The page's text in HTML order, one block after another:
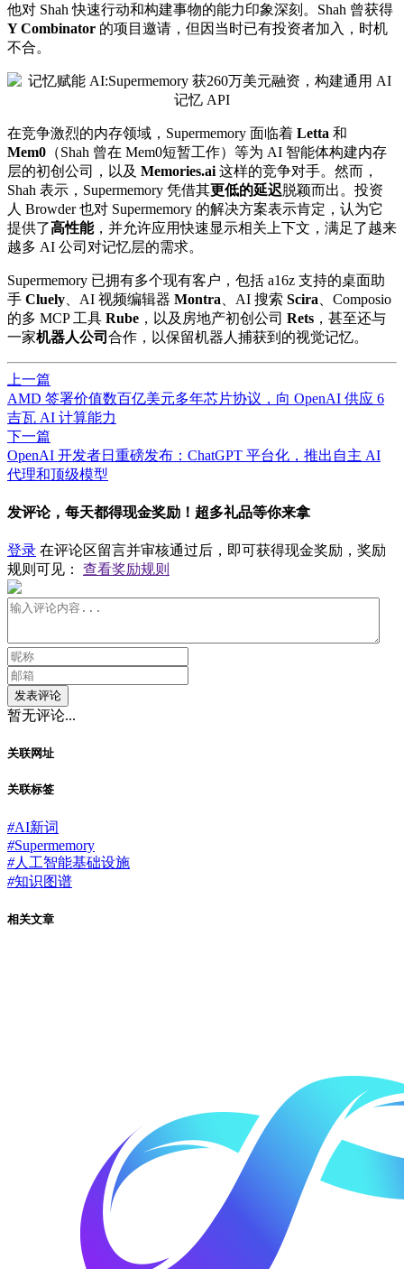
他对 Shah 快速行动和构建事物的能力印象深刻。Shah 曾获得
Y Combinator 的项目邀请，但因当时已有投资者加入，时机
不合。
在竞争激烈的内存领域，Supermemory 面临着 Letta 和
Mem0 （Shah 曾在 Mem0短暂工作）等为 AI 智能体构建内存
层的初创公司，以及 Memories.ai 这样的竞争对手。然而，
Shah 表示，Supermemory 凭借其更低的延迟脱颖而出。投资
人 Browder 也对 Supermemory 的解决方案表示肯定，认为它
提供了高性能，并允许应用快速显示相关上下文，满足了越来
越多 AI 公司对记忆层的需求。
Supermemory 已拥有多个现有客户，包括 a16z 支持的桌面助
手 Cluely 、AI 视频编辑器 Montra 、AI 搜索 Scira 、Composio
的多 MCP 工具 Rube ，以及房地产初创公司 Rets ，甚至还与
一家机器人公司 合作，以保留机器人捕获到的视觉记忆。
上一篇
AMD 签署价值数百亿美元多年芯片协议，向 OpenAI 供应 6
吉瓦 AI 计算能力
下一篇
OpenAI 开发者日重磅发布：ChatGPT 平台化，推出自主 AI
代理和顶级模型
发评论，每天都得现金奖励！超多礼品等你来拿
登录 在评论区留言并审核通过后，即可获得现金奖励，奖励
规则可见： 查看奖励规则
发表评论
暂无评论...
关联网址
关联标签
#AI新词
#Supermemory
#人工智能基础设施
#知识图谱
相关文章